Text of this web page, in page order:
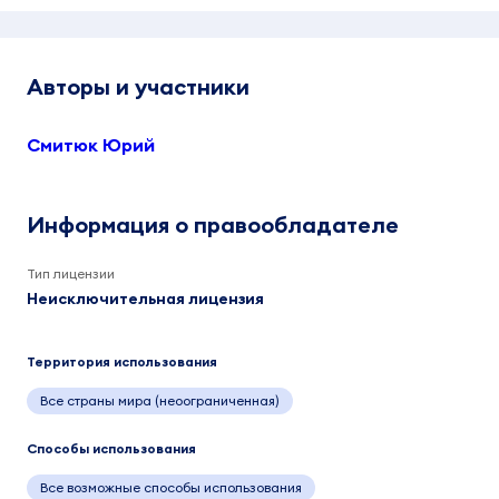
Авторы и участники
Смитюк Юрий
Информация о правообладателе
Тип лицензии
Неисключительная лицензия
Территория использования
Все страны мира (неоограниченная)
Способы использования
Все возможные способы использования